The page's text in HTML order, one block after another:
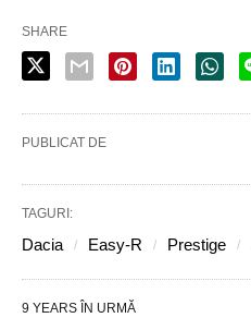
SHARE
PUBLICAT DE
TAGURI:
Dacia Easy-R Prestige
9 YEARS ÎN URMĂ